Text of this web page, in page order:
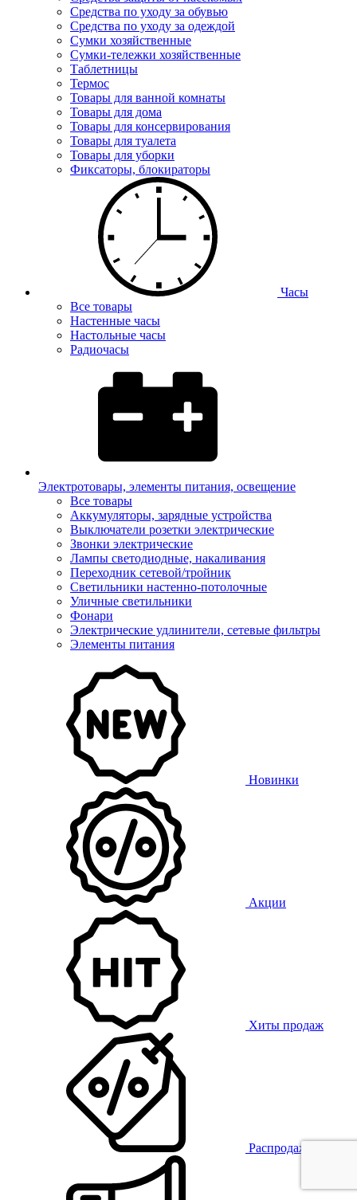
Средства по уходу за обувью
Средства по уходу за одеждой
Сумки хозяйственные
Сумки-тележки хозяйственные
Таблетницы
Термос
Товары для ванной комнаты
Товары для дома
Товары для консервирования
Товары для туалета
Товары для уборки
Фиксаторы, блокираторы
Часы
Все товары
Настенные часы
Настольные часы
Радиочасы
Электротовары, элементы питания, освещение
Все товары
Аккумуляторы, зарядные устройства
Выключатели розетки электрические
Звонки электрические
Лампы светодиодные, накаливания
Переходник сетевой/тройник
Светильники настенно-потолочные
Уличные светильники
Фонари
Электрические удлинители, сетевые фильтры
Элементы питания
Новинки
Акции
Хиты продаж
Распродажа